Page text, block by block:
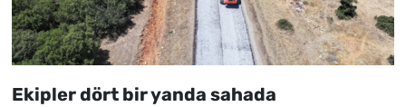
Ekipler dört bir yanda sahada